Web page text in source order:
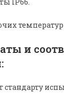
температур
и
стандарту